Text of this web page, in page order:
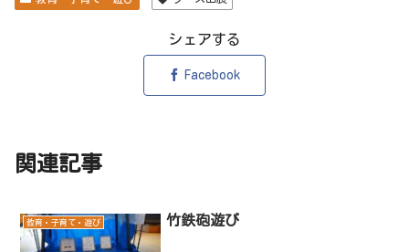
シェアする
Facebook
関連記事
教育・子育て・遊び 竹鉄砲遊び